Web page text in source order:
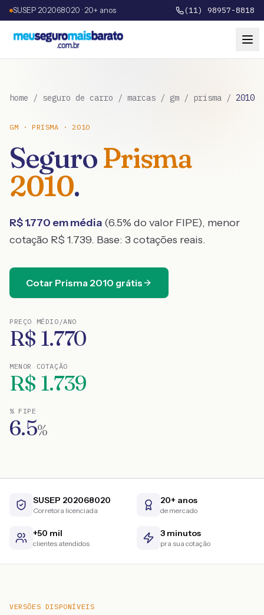
SUSEP 202068020 · 20+ anos (11) 98957-8818
home / seguro de carro / marcas / gm / prisma / 2010
GM ·PRISMA · 2010
SeguroPrisma
2010.
R$1.770 em média (6.5% do valor FIPE), menor
cotação R$ 1.739. Base: 3 cotações reais.
Cotar Prisma 2010 grátis
PREÇO MÉDIO/ANO
R$ 1.770
MENOR COTAÇÃO
R$ 1.739
% FIPE
6.5%
SUSEP 202068020
Corretora licenciada
20+ anos
de mercado
+50 mil
clientes atendidos
3 minutos
pra sua cotação
VERSÕES DISPONÍVEIS